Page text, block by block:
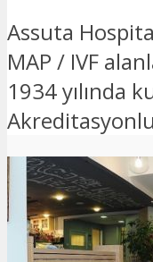
Assuta
MAP / IVF
1934 yılında